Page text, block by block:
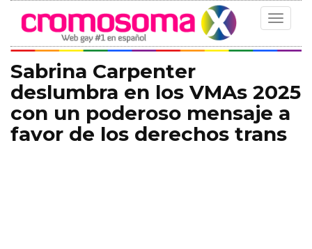
Toggle
Sabrina Carpenter
deslumbra en los VMAs 2025
con un poderoso mensaje a
favor de los derechos trans